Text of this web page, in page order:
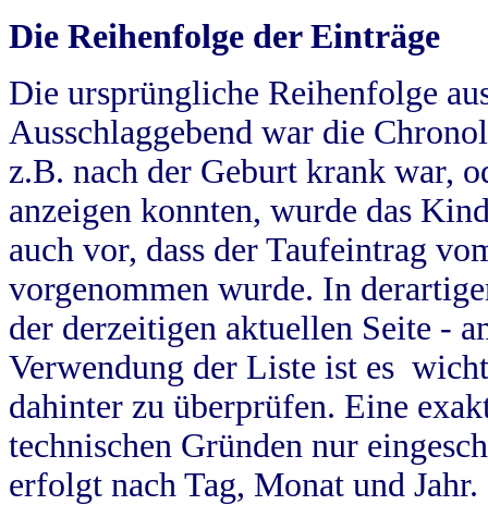
Die Reihenfolge der Einträge
Die ursprüngliche Reihenfolge
Ausschlaggebend war die
z.B. nach der Geburt krank war,
anzeigen konnten, wurde das
auch vor, dass der Taufeintrag
vorgenommen wurde. In
der derzeitigen aktuellen Seite -
Verwendung der Liste ist es
dahinter zu überprüfen. Eine
technischen Gründen nur
erfolgt nach Tag, Monat und Jahr.